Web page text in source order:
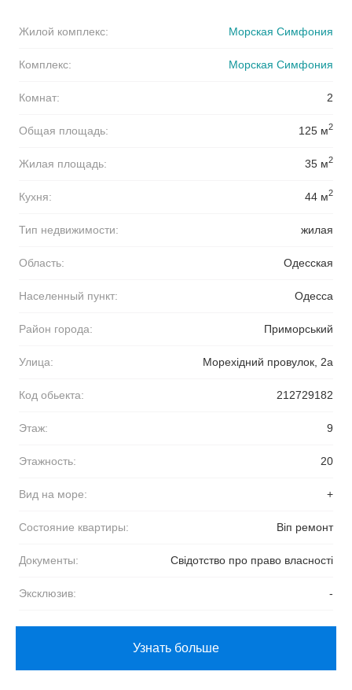
Жилой комплекс: Морская Симфония
Комплекс: Морская Симфония
Комнат: 2
Общая площадь: 125 м2
Жилая площадь: 35 м2
Кухня: 44 м2
Тип недвижимости: жилая
Область: Одесская
Населенный пункт: Одесса
Район города: Приморський
Улица: Морехідний провулок, 2а
Код обьекта: 212729182
Этаж: 9
Этажность: 20
Вид на море: +
Состояние квартиры: Віп ремонт
Документы: Свідотство про право власності
Эксклюзив: -
Узнать больше